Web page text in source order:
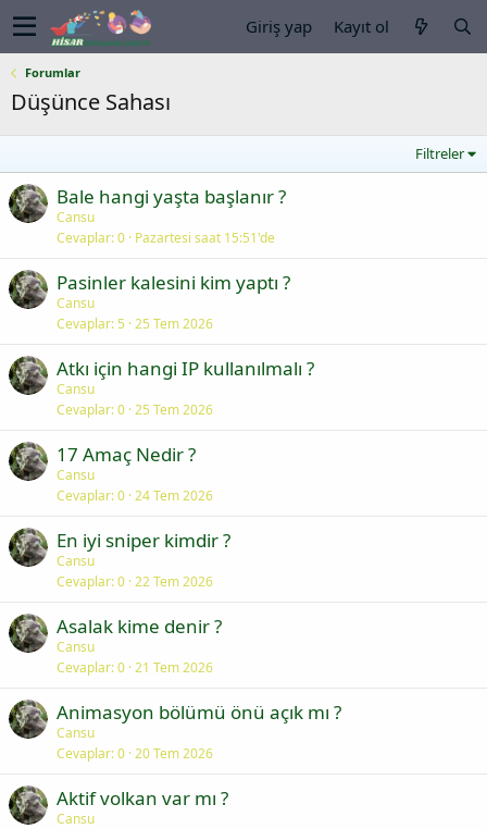
Giriş yap Kayıt ol
Forumlar
Düşünce Sahası
Filtreler
Bale hangi yaşta başlanır ?
Cansu
Cevaplar 0 Pazartesi saat 15:51'de
Pasinler kalesini kim yaptı ?
Cansu
Cevaplar 5 25 Tem 2026
Atkı için hangi IP kullanılmalı ?
Cansu
Cevaplar 0 25 Tem 2026
17 Amaç Nedir ?
Cansu
Cevaplar 0 24 Tem 2026
En iyi sniper kimdir ?
Cansu
Cevaplar 0 22 Tem 2026
Asalak kime denir ?
Cansu
Cevaplar 0 21 Tem 2026
Animasyon bölümü önü açık mı ?
Cansu
Cevaplar 0 20 Tem 2026
Aktif volkan var mı ?
Cansu